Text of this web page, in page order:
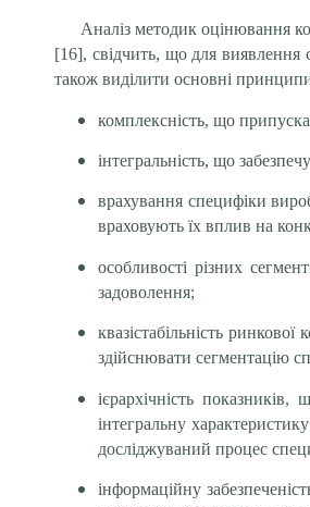
Аналіз методик оцінювання
[16], свідчить, що для виявлення
також виділити основні
комплексність, що
інтегральність, що
врахування специфіки
враховують їх вплив на
особливості різних
задоволення;
квазістабільність
здійснювати сегментацію
ієрархічність
інтегральну
досліджуваний процес
інформаційну